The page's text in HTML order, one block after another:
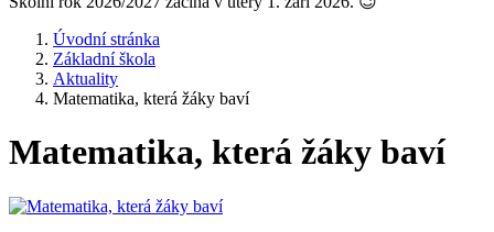
Úvodní stránka
Základní škola
Aktuality
Matematika, která žáky baví
Matematika, která žáky baví